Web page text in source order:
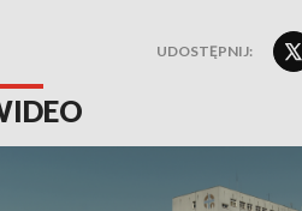
UDOSTĘPNIJ: